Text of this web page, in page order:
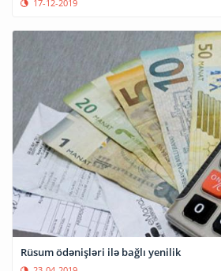
17-12-2019
Rüsum ödənişləri ilə bağlı yenilik